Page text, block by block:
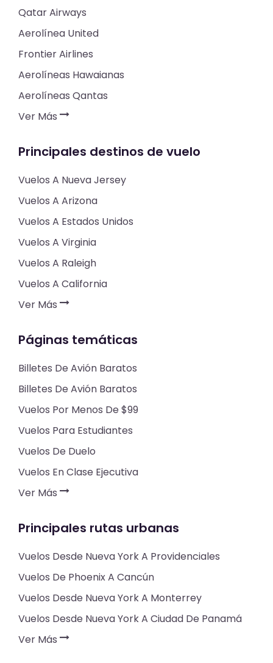
Qatar Airways
Aerolínea United
Frontier Airlines
Aerolíneas Hawaianas
Aerolíneas Qantas
Ver Más
Principales destinos de vuelo
Vuelos A Nueva Jersey
Vuelos A Arizona
Vuelos A Estados Unidos
Vuelos A Virginia
Vuelos A Raleigh
Vuelos A California
Ver Más
Páginas temáticas
Billetes De Avión Baratos
Billetes De Avión Baratos
Vuelos Por Menos De $99
Vuelos Para Estudiantes
Vuelos De Duelo
Vuelos En Clase Ejecutiva
Ver Más
Principales rutas urbanas
Vuelos Desde Nueva York A Providenciales
Vuelos De Phoenix A Cancún
Vuelos Desde Nueva York A Monterrey
Vuelos Desde Nueva York A Ciudad De Panamá
Ver Más